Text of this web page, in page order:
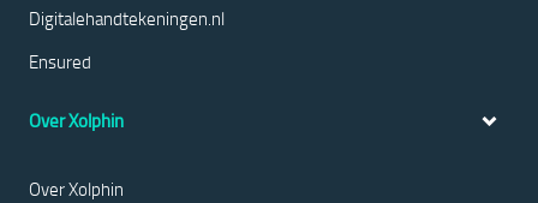
Digitalehandtekeningen.nl
Ensured
Over Xolphin
Over Xolphin